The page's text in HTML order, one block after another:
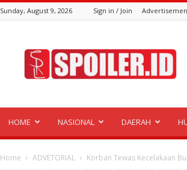
Sunday, August 9, 2026 Sign in / Join
HOME NASIONAL DAERAH
Home ADVETORIAL Korban Tewas Kecelakaan